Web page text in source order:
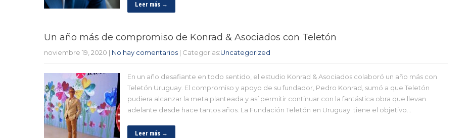
Leer más →
Un año más de compromiso de Konrad & Asociados con Teletón
noviembre 19, 2020 | No hay comentarios | Categorias:Uncategorized
En un año desafiante en todo sentido, el estudio Konrad & Asociados colaboró un año más con
Teletón Uruguay. El compromiso y apoyo de su fundador, Pedro Konrad, sumó a que Teletón
pudiera alcanzar la meta planteada y así permitir continuar con la fantástica obra que llevan
adelante desde hace tantos años. La Fundación Teletón en Uruguay tiene el objetivo…
Leer más →